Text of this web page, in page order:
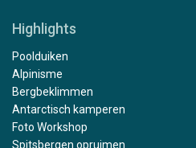
Highlights
Poolduiken
Alpinisme
Bergbeklimmen
Antarctisch kamperen
Foto Workshop
Spitsbergen opruimen